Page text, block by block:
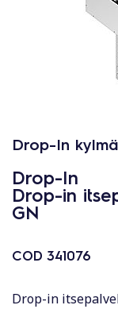
Drop-In
Drop-In
Drop-in
GN
COD 341076
Drop-in